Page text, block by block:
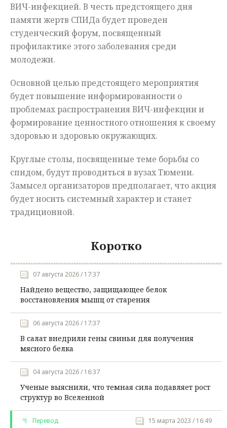
ВИЧ-инфекцией. В честь предстоящего дня
памяти жертв СПИДа будет проведен
студенческий форум, посвященный
профилактике этого заболевания среди
молодежи.
Основной целью предстоящего мероприятия
будет повышение информированности о
проблемах распространенияВИЧ-инфекциии
формирование ценностного отношения к своему
здоровью и здоровью окружающих.
Круглые столы, посвященные теме борьбы со
спидом, будут проводиться в вузах Тюмени.
Замысел организаторов предполагает, что акция
будет носить системный характер и станет
традиционной.
Коротко
07 августа 2026 / 17:37
Найдено вещество, защищающее белок
восстановления мышц от старения
06 августа 2026 / 17:37
В салат внедрили гены свиньи для получения
мясного белка
04 августа 2026 / 16:37
Ученые выяснили, что темная сила подавляет рост
структур во Вселенной
Перевод 15 марта 2023 / 16:49